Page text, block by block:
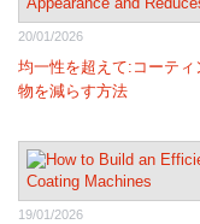
20/01/2026
均一性を超えて:コーテ
物を減らす方法
19/01/2026